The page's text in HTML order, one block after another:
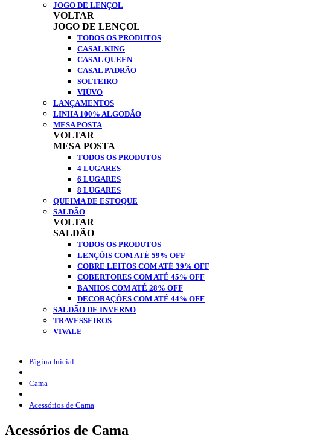
JOGO DE LENÇOL
VOLTAR
JOGO DE LENÇOL
TODOS OS PRODUTOS
CASAL KING
CASAL QUEEN
CASAL PADRÃO
SOLTEIRO
VIÚVO
LANÇAMENTOS
LINHA 100% ALGODÃO
MESA POSTA
VOLTAR
MESA POSTA
TODOS OS PRODUTOS
4 LUGARES
6 LUGARES
8 LUGARES
QUEIMA DE ESTOQUE
SALDÃO
VOLTAR
SALDÃO
TODOS OS PRODUTOS
LENÇÓIS COM ATÉ 59% OFF
COBRE LEITOS COM ATÉ 39% OFF
COBERTORES COM ATÉ 45% OFF
BANHOS COM ATÉ 28% OFF
DECORAÇÕES COM ATÉ 44% OFF
SALDÃO DE INVERNO
TRAVESSEIROS
VIVALE
Página Inicial
Cama
Acessórios de Cama
Acessórios de Cama